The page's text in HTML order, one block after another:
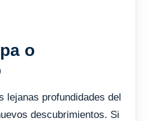
o
lejanas profundidades del
descubrimientos. Si